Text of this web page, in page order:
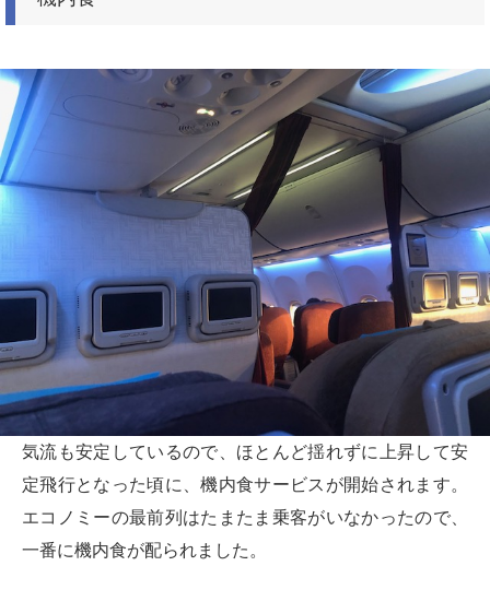
気流も安定しているので、ほとんど揺れずに上昇して安
定飛行となった頃に、機内食サービスが開始されます。
エコノミーの最前列はたまたま乗客がいなかったので、
一番に機内食が配られました。